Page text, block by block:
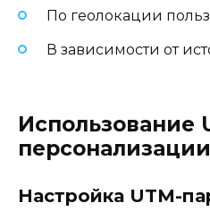
По геолокации
В зависимости от
Использование
персонализации
Настройка UTM-